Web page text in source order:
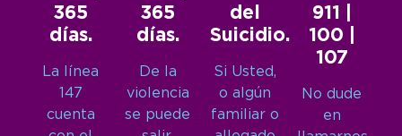
365
días.
La línea
147
cuenta
365
días.
De la
violencia
se puede
del
Suicidio.
Si Usted,
o algún
familiar o
911 |
100 |
107
No dude
en